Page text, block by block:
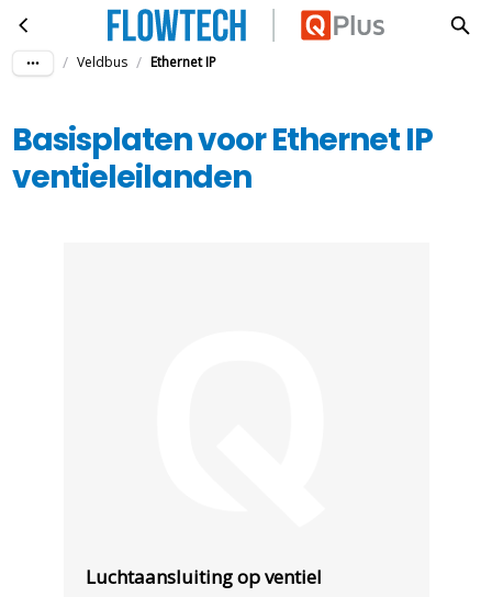
Ga naar hoofdinhoud
Basisplaten voor Ethernet IP ventieleilanden
/ Veldbus / Ethernet IP
Basisplaten voor Ethernet IP
ventieleilanden
Luchtaansluiting op ventiel